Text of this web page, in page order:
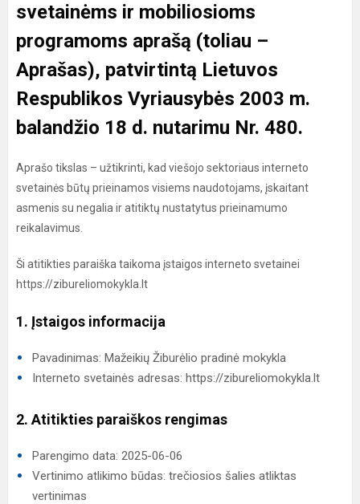
svetainėms ir mobiliosioms
programoms aprašą (toliau –
Aprašas), patvirtintą Lietuvos
Respublikos Vyriausybės 2003 m.
balandžio 18 d. nutarimu Nr. 480.
Aprašo tikslas – užtikrinti, kad viešojo sektoriaus interneto
svetainės būtų prieinamos visiems naudotojams, įskaitant
asmenis su negalia ir atitiktų nustatytus prieinamumo
reikalavimus.
Ši atitikties paraiška taikoma įstaigos interneto svetainei
https://zibureliomokykla.lt
1. Įstaigos informacija
Pavadinimas: Mažeikių Žiburėlio pradinė mokykla
Interneto svetainės adresas: https://zibureliomokykla.lt
2. Atitikties paraiškos rengimas
Parengimo data: 2025-06-06
Vertinimo atlikimo būdas: trečiosios šalies atliktas
vertinimas